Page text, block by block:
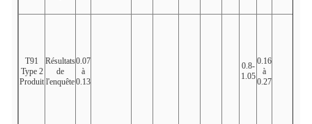
T91
Type 2
Produit
Résultats
de
l'enquête
0.07
à
0.13
0.8-
1.05
0.16
à
0.27